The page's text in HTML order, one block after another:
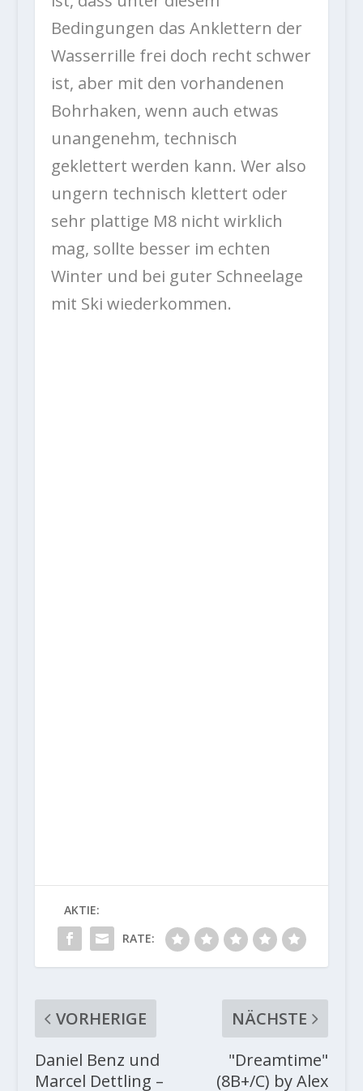
Bedingungen das Anklettern der
Wasserrille frei doch recht schwer
ist, aber mit den vorhandenen
Bohrhaken, wenn auch etwas
unangenehm, technisch
geklettert werden kann. Wer also
ungern technisch klettert oder
sehr plattige M8 nicht wirklich
mag, sollte besser im echten
Winter und bei guter Schneelage
mit Ski wiederkommen.
AKTIE:
RATE:
VORHERIGE
Daniel Benz und
Marcel Dettling –
NÄCHSTE
"Dreamtime"
(8B+/C) by Alex